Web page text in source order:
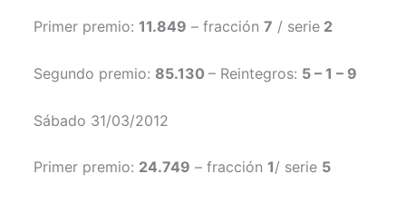
Primer premio:11.849 – fracción7 / serie 2
Segundo premio: 85.130– Reintegros: 5 – 1 – 9
Sábado 31/03/2012
Primer premio: 24.749 – fracción1/ serie 5